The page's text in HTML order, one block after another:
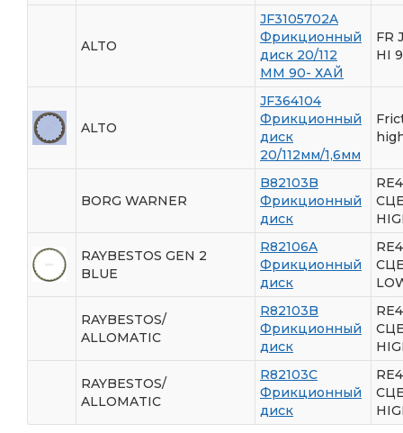
ALTO
JF3105702A
Фрикционный
диск 20/112
ММ 90- ХАЙ
FR
HI
ALTO
JF364104
Фрикционный
диск
20/112мм/1,6мм
BORG WARNER
B82103B
Фрикционный
диск
RAYBESTOS GEN 2
BLUE
R82106A
Фрикционный
диск
RAYBESTOS/
ALLOMATIC
R82103B
Фрикционный
диск
RAYBESTOS/
ALLOMATIC
R82103C
Фрикционный
диск